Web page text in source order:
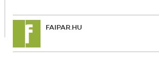
FAIPAR.HU